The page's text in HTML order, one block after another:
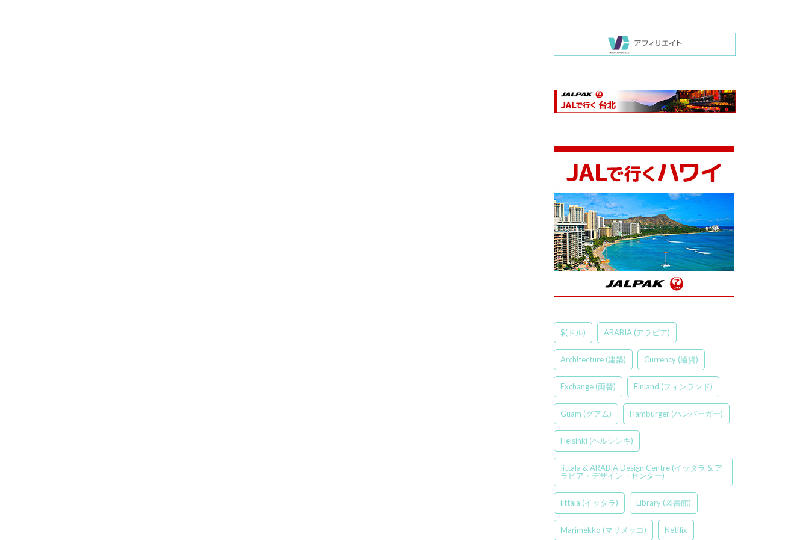
$(ドル) ARABIA (アラビア)
Architecture (建築) Currency (通貨)
Exchange (両替) Finland (フィンランド)
Guam (グアム) Hamburger (ハンバーガー)
Helsinki (ヘルシンキ)
Iittala & ARABIA Design Centre (イッタラ & ア
ラビア・デザイン・センター)
iittala (イッタラ) Library (図書館)
Marimekko (マリメッコ) Netflix